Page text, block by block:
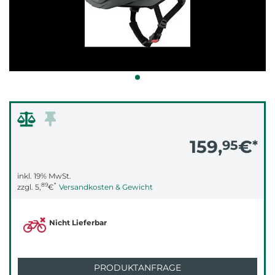
159,95€*
inkl. 19% MwSt.
zzgl. 5,89€* Versandkosten & Gewicht
Nicht Lieferbar
PRODUKTANFRAGE